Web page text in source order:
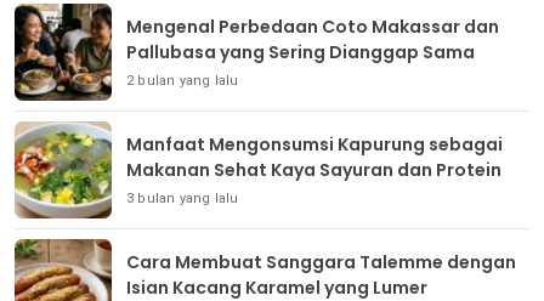
Mengenal Perbedaan Coto Makassar dan
Pallubasa yang Sering Dianggap Sama
2 bulan yang lalu
Manfaat Mengonsumsi Kapurung sebagai
Makanan Sehat Kaya Sayuran dan Protein
3 bulan yang lalu
Cara Membuat Sanggara Talemme dengan
Isian Kacang Karamel yang Lumer